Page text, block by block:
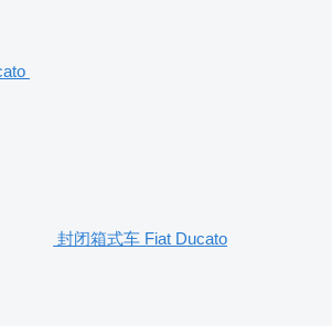
封闭箱式车 Fiat Ducato